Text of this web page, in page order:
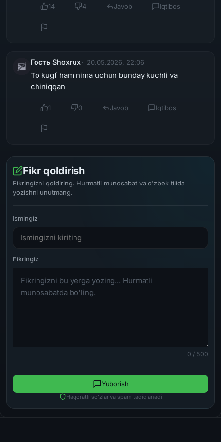
14 4 Javob Iqtibos
Гость Shoxrux 20.05.2026, 22:06
To kugf ham nima uchun bunday kuchli va
chiniqqan
1 0 Javob Iqtibos
Fikr qoldirish
Fikringizni qoldiring. Hurmatli munosabat va o'zbek tilida
yozishni unutmang.
Ismingiz
0 / 500
Haqoratli so'zlar va spam taqiqlanadi
Yuborish